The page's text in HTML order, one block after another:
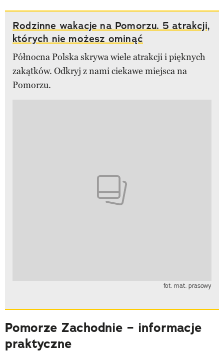
Rodzinne wakacje na Pomorzu. 5 atrakcji,
których nie możesz ominąć
Północna Polska skrywa wiele atrakcji i pięknych
zakątków. Odkryj z nami ciekawe miejsca na
Pomorzu.
fot. mat. prasowy
Pomorze Zachodnie – informacje
praktyczne